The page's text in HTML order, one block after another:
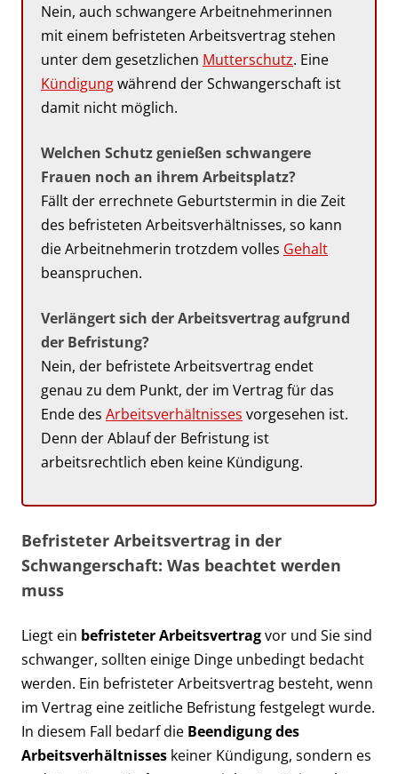
Nein, auch schwangere Arbeitnehmerinnen
mit einem befristeten Arbeitsvertrag stehen
unter dem gesetzlichen Mutterschutz. Eine
Kündigungwährend der Schwangerschaft ist
damit nicht möglich.
Welchen Schutz genießen schwangere
Frauen noch an ihrem Arbeitsplatz?
Fällt der errechnete Geburtstermin in die Zeit
des befristeten Arbeitsverhältnisses, so kann
die Arbeitnehmerin trotzdem volles Gehalt
beanspruchen.
Verlängert sich der Arbeitsvertrag aufgrund
der Befristung?
Nein, der befristete Arbeitsvertrag endet
genau zu dem Punkt, der im Vertrag für das
Ende des Arbeitsverhältnisses vorgesehen ist.
Denn der Ablauf der Befristung ist
arbeitsrechtlich eben keine Kündigung.
Befristeter Arbeitsvertrag in der
Schwangerschaft: Was beachtet werden
muss
Liegt ein befristeter Arbeitsvertragvor und Sie sind
schwanger, sollten einige Dinge unbedingt bedacht
werden. Ein befristeter Arbeitsvertrag besteht, wenn
im Vertrag eine zeitliche Befristung festgelegt wurde.
In diesem Fall bedarf die Beendigung des
Arbeitsverhältnisses keiner Kündigung, sondern es